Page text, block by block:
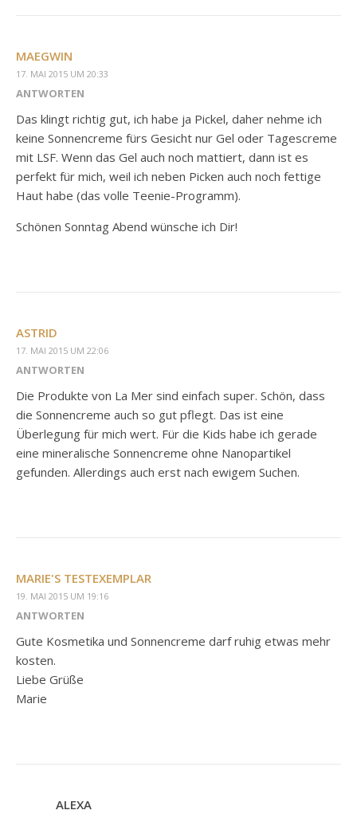
MAEGWIN
17. MAI 2015 UM 20:33
ANTWORTEN
Das klingt richtig gut, ich habe ja Pickel, daher nehme ich
keine Sonnencreme fürs Gesicht nur Gel oder Tagescreme
mit LSF. Wenn das Gel auch noch mattiert, dann ist es
perfekt für mich, weil ich neben Picken auch noch fettige
Haut habe (das volle Teenie-Programm).
Schönen Sonntag Abend wünsche ich Dir!
ASTRID
17. MAI 2015 UM 22:06
ANTWORTEN
Die Produkte von La Mer sind einfach super. Schön, dass
die Sonnencreme auch so gut pflegt. Das ist eine
Überlegung für mich wert. Für die Kids habe ich gerade
eine mineralische Sonnencreme ohne Nanopartikel
gefunden. Allerdings auch erst nach ewigem Suchen.
MARIE'S TESTEXEMPLAR
19. MAI 2015 UM 19:16
ANTWORTEN
Gute Kosmetika und Sonnencreme darf ruhig etwas mehr
kosten.
Liebe Grüße
Marie
ALEXA